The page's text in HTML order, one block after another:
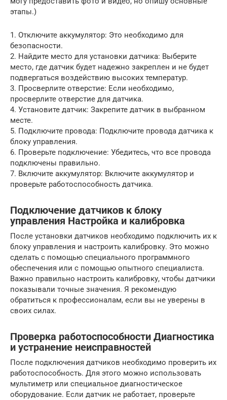
этапы.)
1. Отключите аккумулятор: Это необходимо для
безопасности.
2. Найдите место для установки датчика: Выберите
место, где датчик будет надежно закреплен и не будет
подвергаться воздействию высоких температур.
3. Просверлите отверстие: Если необходимо,
просверлите отверстие для датчика.
4. Установите датчик: Закрепите датчик в выбранном
месте.
5. Подключите провода: Подключите провода датчика к
блоку управления.
6. Проверьте подключение: Убедитесь, что все провода
подключены правильно.
7. Включите аккумулятор: Включите аккумулятор и
проверьте работоспособность датчика.
Подключение датчиков к блоку
управления Настройка и калибровка
После установки датчиков необходимо подключить их к
блоку управления и настроить калибровку. Это можно
сделать с помощью специального программного
обеспечения или с помощью опытного специалиста.
Важно правильно настроить калибровку, чтобы датчики
показывали точные значения. Я рекомендую
обратиться к профессионалам, если вы не уверены в
своих силах.
Проверка работоспособности Диагностика
и устранение неисправностей
После подключения датчиков необходимо проверить их
работоспособность. Для этого можно использовать
мультиметр или специальное диагностическое
оборудование. Если датчик не работает, проверьте